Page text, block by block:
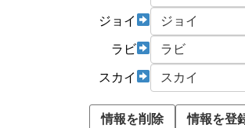
ジョイ
ラビ
スカイ